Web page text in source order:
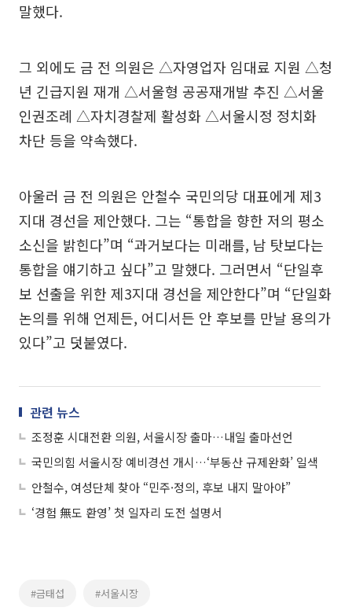
말했다.
그 외에도 금 전 의원은 △자영업자 임대료 지원 △청
년 긴급지원 재개 △서울형 공공재개발 추진 △서울
인권조례 △자치경찰제 활성화 △서울시정 정치화
차단 등을 약속했다.
아울러 금 전 의원은 안철수 국민의당 대표에게 제3
지대 경선을 제안했다. 그는 “통합을 향한 저의 평소
소신을 밝힌다”며 “과거보다는 미래를, 남 탓보다는
통합을 얘기하고 싶다”고 말했다. 그러면서 “단일후
보 선출을 위한 제3지대 경선을 제안한다”며 “단일화
논의를 위해 언제든, 어디서든 안 후보를 만날 용의가
있다”고 덧붙였다.
관련 뉴스
조정훈 시대전환 의원, 서울시장 출마…내일 출마선언
국민의힘 서울시장 예비경선 개시…‘부동산 규제완화’ 일색
안철수, 여성단체 찾아 “민주·정의, 후보 내지 말아야”
‘경험 無도 환영’ 첫 일자리 도전 설명서
#금태섭 #서울시장